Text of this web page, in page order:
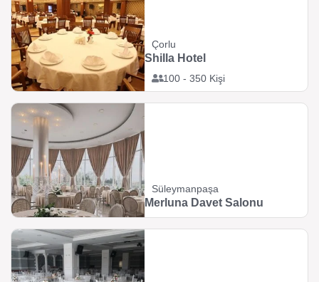
Çorlu
100 - 350 Kişi
Shilla Hotel
Süleymanpaşa
Merluna Davet Salonu